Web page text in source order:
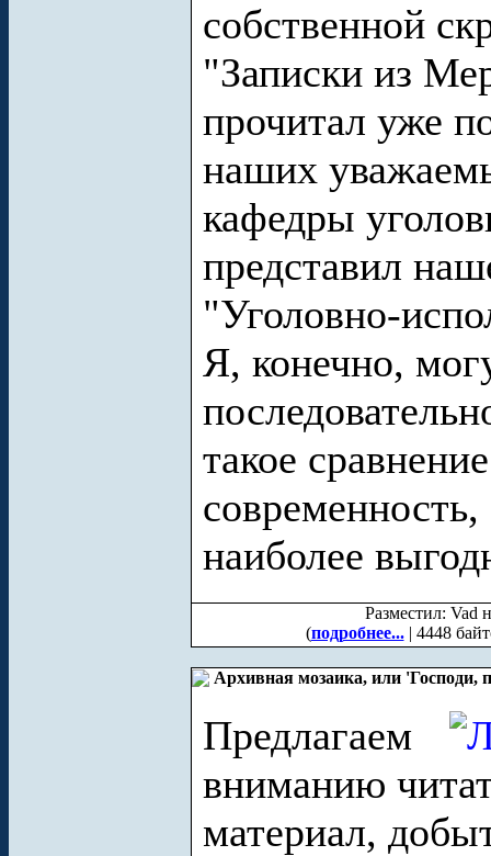
собственной
"Записки из
прочитал уже
наших
кафедры
представил
"Уголовно-
Я, конечно,
такое
наиболее
Разместил: Vad
(подробнее...| 4448
Архивная мозаика, или 'Господи,
Предлагаем
вниманию
материал,